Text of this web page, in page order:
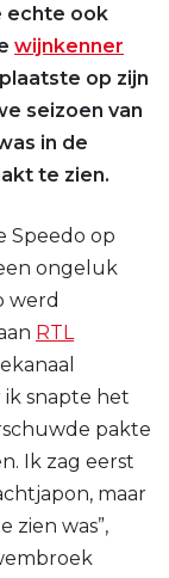
echte ook
wijnkenner
op zijn
seizoen van
in de
te zien.
Speedo op
ongeluk
werd
RTL
ik snapte het
pakte
Ik zag eerst
maar
zien was”,